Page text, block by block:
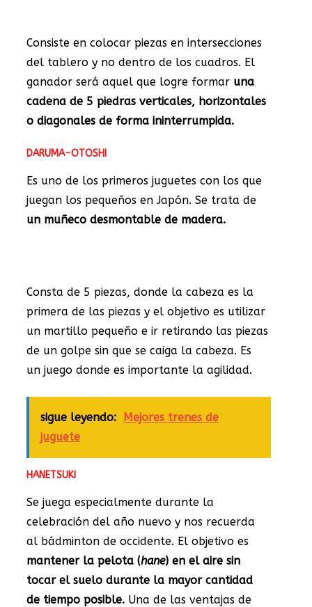
Consiste en colocar piezas en intersecciones
del tablero y no dentro de los cuadros. El
ganador será aquel que logre formar una
cadena de 5 piedras verticales, horizontales
o diagonales de forma ininterrumpida.
DARUMA-OTOSHI
Es uno de los primeros juguetes con los que
juegan los pequeños en Japón. Se trata de
un muñeco desmontable de madera.
Consta de 5 piezas, donde la cabeza es la
primera de las piezas y el objetivo es utilizar
un martillo pequeño e ir retirando las piezas
de un golpe sin que se caiga la cabeza. Es
un juego donde es importante la agilidad.
sigue leyendo:
Mejores trenes de
juguete
HANETSUKI
Se juega especialmente durante la
celebración del año nuevo y nos recuerda
al bádminton de occidente. El objetivo es
mantener la pelota (hane) en el aire sin
tocar el suelo durante la mayor cantidad
de tiempo posible. Una de las ventajas de